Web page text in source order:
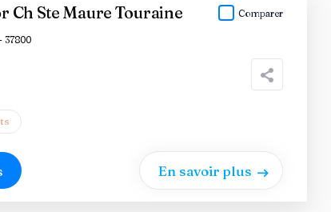
Ch Ste Maure Touraine
37800
Comparer
En savoir plus